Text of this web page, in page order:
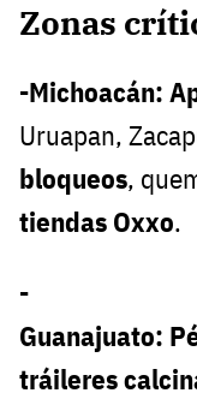
Zonas
-Michoacán:
Uruapan,
bloqueos,
tiendas Oxxo.
-
Guanajuato:
tráileres